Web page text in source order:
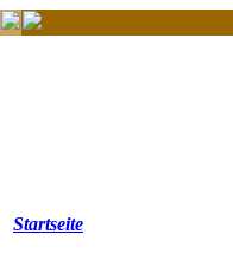
Startseite